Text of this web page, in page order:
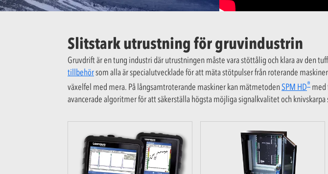
Slitstark utrustning för gruvindustrin
Gruvdrift är en tung industri där utrustningen måste vara stöttålig och klara av den
tillbehörsom alla är specialutvecklade för att mäta stötpulser från roterande
växelfel med mera. På långsamtroterande maskiner kan mätmetodenSPM HD® med
avancerade algoritmer för att säkerställa högsta möjliga signalkvalitet och knivskarpa